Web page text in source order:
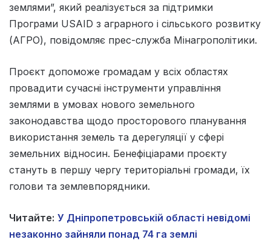
землями”, який реалізується за підтримки
Програми USAID з аграрного і сільського розвитку
(АГРО), повідомляє прес-служба Мінагрополітики.
Проєкт допоможе громадам у всіх областях
провадити сучасні інструменти управління
землями в умовах нового земельного
законодавства щодо просторового планування
використання земель та дерегуляції у сфері
земельних відносин. Бенефіціарами проєкту
стануть в першу чергу територіальні громади, їх
голови та землевпорядники.
Читайте: У Дніпропетровській області невідомі
незаконно зайняли понад 74 га землі